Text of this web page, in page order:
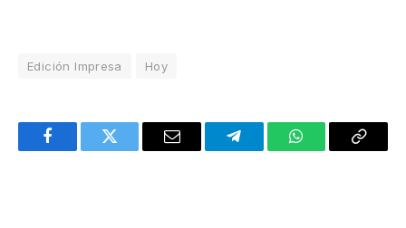
Edición Impresa Hoy
FacebookTwitter Email TelegramWhatsAppCopy